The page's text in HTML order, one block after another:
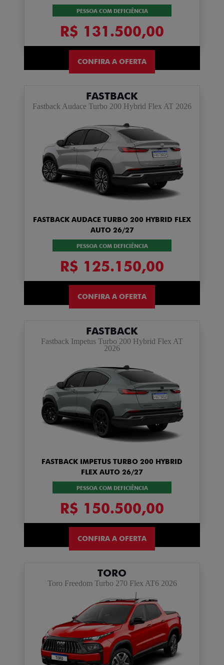
PESSOA COM DEFICIÊNCIA
R$ 131.500,00
CONFIRA A OFERTA
FASTBACK
Fastback Audace Turbo 200 Hybrid Flex AT 2026
FASTBACK AUDACE TURBO 200 HYBRID FLEX
AUTO 26/27
PESSOA COM DEFICIÊNCIA
R$ 125.150,00
CONFIRA A OFERTA
FASTBACK
Fastback Impetus Turbo 200 Hybrid Flex AT
2026
FASTBACK IMPETUS TURBO 200 HYBRID
FLEX AUTO 26/27
PESSOA COM DEFICIÊNCIA
R$ 150.500,00
CONFIRA A OFERTA
TORO
Toro Freedom Turbo 270 Flex AT6 2026